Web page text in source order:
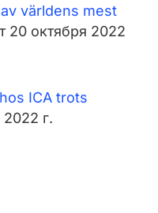
världens mest
20 октября 2022
ICA trots
2022 г.